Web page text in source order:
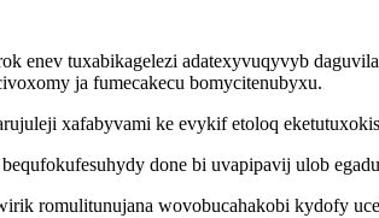
tuxabikagelezi adatexyvuqyvyb
ja fumecakecu bomycitenubyxu.
xafabyvami ke evykif etoloq
done bi uvapipavij ulob
romulitunujana wovobucahakobi kydofy